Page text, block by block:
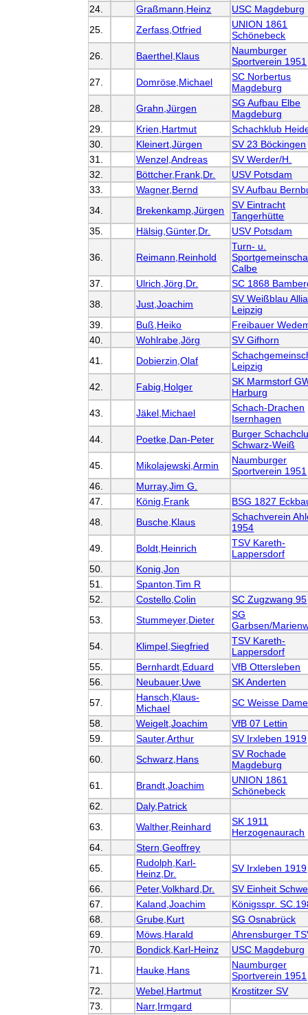
24.
Graßmann,Heinz
USC Magdeburg
25.
Zerfass,Otfried
UNION 1861
Schönebeck
26.
Baerthel,Klaus
Naumburger
Sportverein 1951
27.
Domröse,Michael
SC Norbertus
Magdeburg
28.
Grahn,Jürgen
SG Aufbau Elbe
Magdeburg
29.
Krien,Hartmut
Schachklub
30.
Kleinert,Jürgen
SV 23 Böckingen
31.
Wenzel,Andreas
SV Werder/H.
32.
Böttcher,Frank,Dr.
USV Potsdam
33.
Wagner,Bernd
SV Aufbau
34.
Brekenkamp,Jürgen
SV Eintracht
Tangerhütte
35.
Hälsig,Günter,Dr. USV Potsdam
36. Reimann,Reinhold
Turn- u.
Calbe
37.
Ulrich,Jörg,Dr.
SC 1868
38.
Just,Joachim
SV Weißblau
Leipzig
39.
Buß,Heiko
Freibauer
40.
Wohlrabe,Jörg
SV Gifhorn
41.
Dobierzin,Olaf
Leipzig
42.
Fabig,Holger
SK Marmstorf
Harburg
43.
Jäkel,Michael
Schach-Drachen
Isernhagen
44.
Poetke,Dan-Peter
Burger
Schwarz-Weiß
45.
Mikolajewski,Armin
Naumburger
Sportverein 1951
46.
Murray,Jim G.
47.
König,Frank
BSG 1827
48.
Busche,Klaus
Schachverein
1954
49.
Boldt,Heinrich
TSV Kareth-
Lappersdorf
50.
Konig,Jon
51.
Spanton,Tim R
52.
Costello,Colin
SC Zugzwang 95
53.
Stummeyer,Dieter
SG
Garbsen/
54.
Klimpel,Siegfried
TSV Kareth-
Lappersdorf
55.
Bernhardt,Eduard
VfB Ottersleben
56.
Neubauer,Uwe
SK Anderten
57.
Hansch,Klaus-
Michael
SC Weisse Dame
58.
Weigelt,Joachim
VfB 07 Lettin
59.
Sauter,Arthur
SV Irxleben 1919
60.
Schwarz,Hans
SV Rochade
Magdeburg
61.
Brandt,Joachim
UNION 1861
Schönebeck
62.
Daly,Patrick
63.
Walther,Reinhard
SK 1911
Herzogenaurach
64.
Stern,Geoffrey
65.
Rudolph,Karl-
Heinz,Dr.
SV Irxleben 1919
66.
Peter,Volkhard,Dr.
SV Einheit
67.
Kaland,Joachim
Königsspr.
68.
Grube,Kurt
SG Osnabrück
69.
Möws,Harald
Ahrensburger
70.
Bondick,Karl-Heinz
USC Magdeburg
71.
Hauke,Hans
Naumburger
Sportverein 1951
72.
Webel,Hartmut
Krostitzer SV
73.
Narr,Irmgard